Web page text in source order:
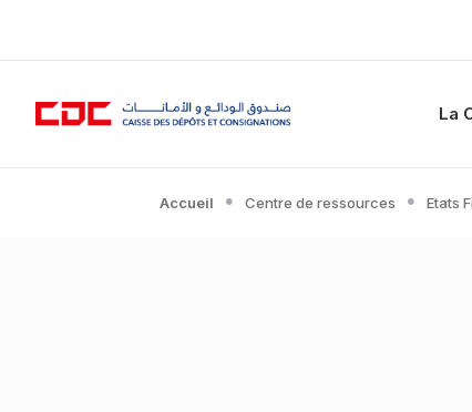
La
Accueil Centre de ressources Etats